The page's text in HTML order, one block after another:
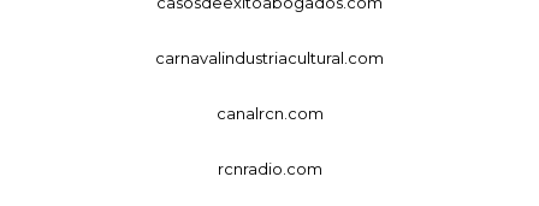
carnavalindustriacultural.com
canalrcn.com
rcnradio.com